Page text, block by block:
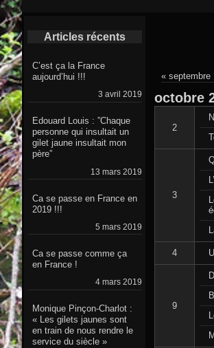
« septembre
octobre
2
3
4
9
Articles récents
C’est ça la France
aujourd’hui !!!
3 avril 2019
Edouard Louis : ”Chaque
personne qui insultait un
gilet jaune insultait mon
père”
13 mars 2019
Ca se passe en France en
2019 !!!
5 mars 2019
Ca se passe comme ça
en France !
4 mars 2019
Monique Pinçon-Charlot :
« Les gilets jaunes sont
en train de nous rendre le
service du siècle »